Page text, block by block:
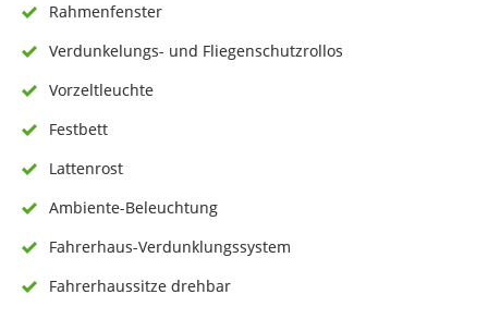
Rahmenfenster
Verdunkelungs- und Fliegenschutzrollos
Vorzeltleuchte
Festbett
Lattenrost
Ambiente-Beleuchtung
Fahrerhaus-Verdunklungssystem
Fahrerhaussitze drehbar